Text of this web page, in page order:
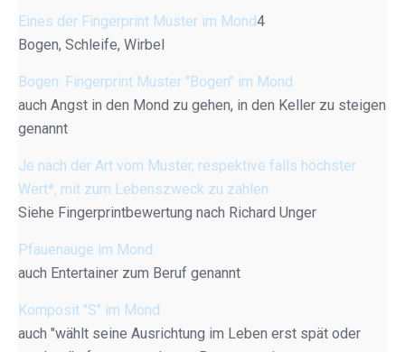
Eines der Fingerprint Muster im Mond4
Bogen, Schleife, Wirbel
Bogen: Fingerprint Muster "Bogen" im Mond
auch Angst in den Mond zu gehen, in den Keller zu steigen
genannt
Je nach der Art vom Muster, respektive falls höchster
Wert*, mit zum Lebenszweck zu zählen
Siehe Fingerprintbewertung nach Richard Unger
Pfauenauge im Mond
auch Entertainer zum Beruf genannt
Komposit "S" im Mond
auch "wählt seine Ausrichtung im Leben erst spät oder